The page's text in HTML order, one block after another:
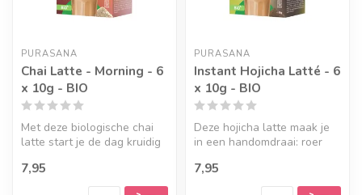
PURASANA
Chai Latte - Morning - 6
x 10g - BIO
Met deze biologische chai
latte start je de dag kruidig
7,95
PURASANA
Instant Hojicha Latté - 6
x 10g - BIO
Deze hojicha latte maak je
in een handomdraai: roer
en...
7,95